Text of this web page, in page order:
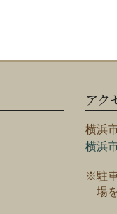
アク
横浜
横浜
※駐
場